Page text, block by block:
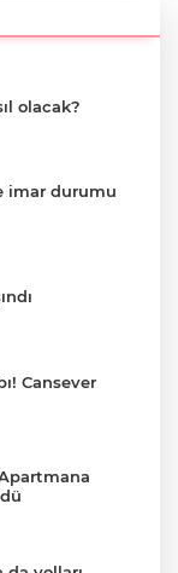
olacak?
imar durumu
Cansever